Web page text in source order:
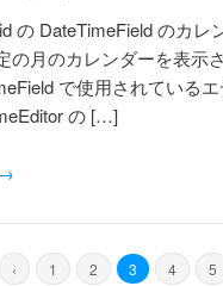
の DateTimeField のカレ
の月のカレンダーを表示
で使用されている
の […]
→
‹ 1 2 3 4 5